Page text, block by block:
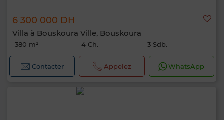
6 300 000 DH
Villa à Bouskoura Ville, Bouskoura
380 m² 4 Ch. 3 Sdb.
Contacter Appelez WhatsApp